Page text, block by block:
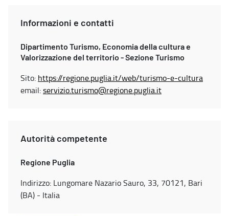
Informazioni e contatti
Dipartimento Turismo, Economia della cultura e
Valorizzazione del territorio - Sezione Turismo
Sito: https://regione.puglia.it/web/turismo-e-cultura
email:servizio.turismo@regione.puglia.it
Autorità competente
Regione Puglia
Indirizzo: Lungomare Nazario Sauro, 33, 70121, Bari
(BA) - Italia